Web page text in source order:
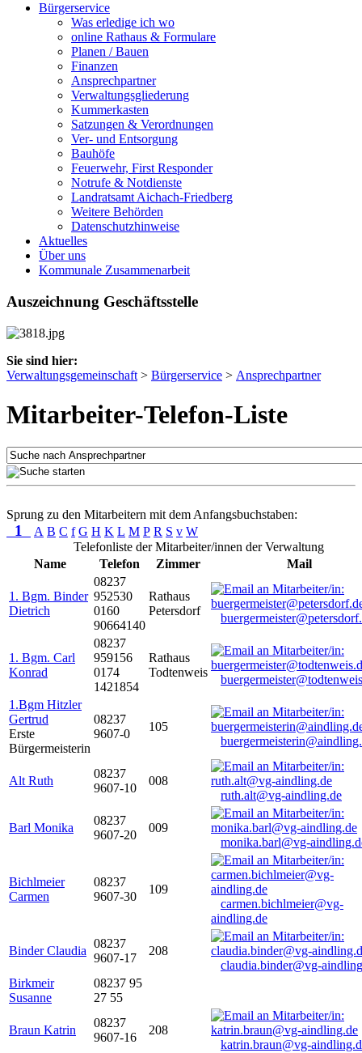
Bürgerservice
Was erledige ich wo
online Rathaus & Formulare
Planen / Bauen
Finanzen
Ansprechpartner
Verwaltungsgliederung
Kummerkasten
Satzungen & Verordnungen
Ver- und Entsorgung
Bauhöfe
Feuerwehr, First Responder
Notrufe & Notdienste
Landratsamt Aichach-Friedberg
Weitere Behörden
Datenschutzhinweise
Aktuelles
Über uns
Kommunale Zusammenarbeit
Auszeichnung Geschäftsstelle
Sie sind hier:
Verwaltungsgemeinschaft > Bürgerservice > Ansprechpartner
Mitarbeiter-Telefon-Liste
Sprung zu den Mitarbeitern mit dem Anfangsbuchstaben:
1 A B C f G H K L M P R S v W
Telefonliste der Mitarbeiter/innen der Verwaltung
Name
Telefon Zimmer Mail
1. Bgm. Binder
Dietrich
08237
952530
0160
90664140
Rathaus
Petersdorf
1. Bgm. Carl
Konrad
08237
959156
0174
1421854
Rathaus
Todtenweis
1.Bgm Hitzler
Gertrud
Erste
Bürgermeisterin
08237
9607-0
105
Alt Ruth
08237
9607-10
008
ruth.alt@vg-aindling.de
Barl Monika
08237
9607-20
009
monika.barl@vg-
Bichlmeier
Carmen
08237
9607-30
109
carmen.bichlmeier@vg-
aindling.de
Binder Claudia
08237
9607-17
208
claudia.binder@vg-
Birkmeir
Susanne
08237 95
27 55
Braun Katrin
08237
9607-16
208
katrin.braun@vg-